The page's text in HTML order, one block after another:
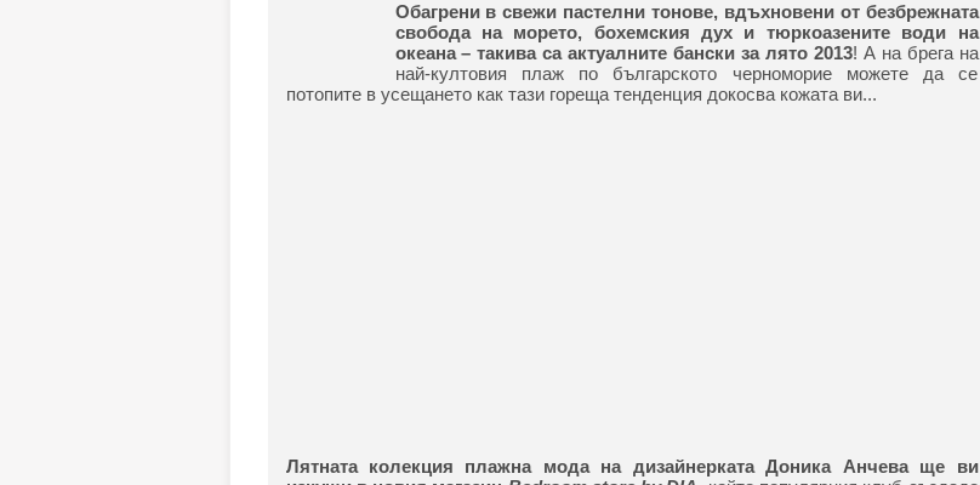
Обагрени в свежи пастелни тонове, вдъхновени от безбрежната
свобода на морето, бохемския дух и тюркоазените води на
океана – такива са актуалните бански за лято 2013! А на брега на
най-култовия плаж по българското черноморие можете да се
потопите в усещането как тази гореща тенденция докосва кожата ви...
Лятната колекция плажна мода на дизайнерката Доника Анчева ще ви